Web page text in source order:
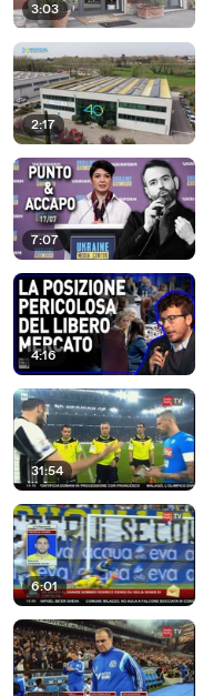
3:03
2:17
7:07
4:16
31:54
6:01